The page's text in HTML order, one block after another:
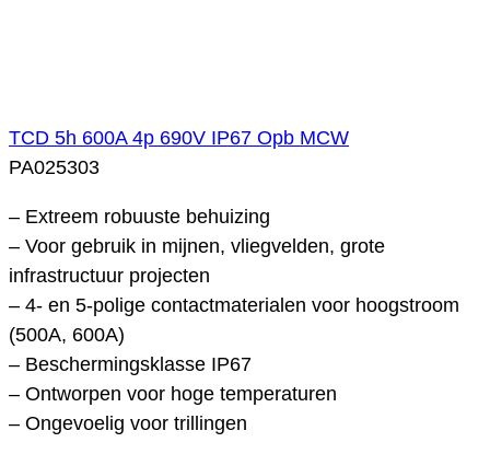
TCD 5h 600A 4p 690V IP67 Opb MCW
PA025303
– Extreem robuuste behuizing
– Voor gebruik in mijnen, vliegvelden, grote
infrastructuur projecten
– 4- en 5-polige contactmaterialen voor hoogstroom
(500A, 600A)
– Beschermingsklasse IP67
– Ontworpen voor hoge temperaturen
– Ongevoelig voor trillingen